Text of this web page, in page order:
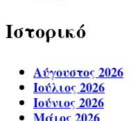
Ιστορικό
Αύγουστος 2026
Ιούλιος 2026
Ιούνιος 2026